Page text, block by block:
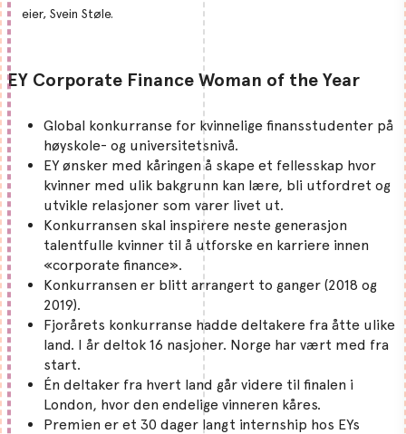
eier, Svein Støle.
EY Corporate Finance Woman of the Year
Global konkurranse for kvinnelige finansstudenter på
høyskole- og universitetsnivå.
EY ønsker med kåringen å skape et fellesskap hvor
kvinner med ulik bakgrunn kan lære, bli utfordret og
utvikle relasjoner som varer livet ut.
Konkurransen skal inspirere neste generasjon
talentfulle kvinner til å utforske en karriere innen
«corporate finance».
Konkurransen er blitt arrangert to ganger (2018 og
2019).
Fjorårets konkurranse hadde deltakere fra åtte ulike
land. I år deltok 16 nasjoner. Norge har vært med fra
start.
Én deltaker fra hvert land går videre til finalen i
London, hvor den endelige vinneren kåres.
Premien er et 30 dager langt internship hos EYs